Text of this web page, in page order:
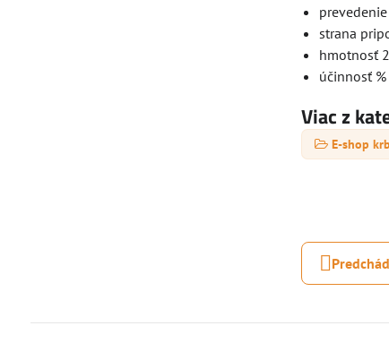
strana
hmotnosť
účinnosť
Viac z
E-shop